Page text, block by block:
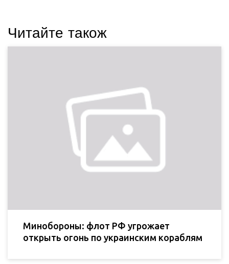
Читайте також
Минобороны: флот РФ угрожает
открыть огонь по украинским кораблям